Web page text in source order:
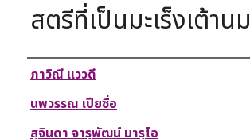
สตรีที่เป็นมะเร็งเต้านม
Authors
ภาวิณี แววดี
นพวรรณ เปียซื่อ
สุจินดา จารุพัฒน์ มารุโอ